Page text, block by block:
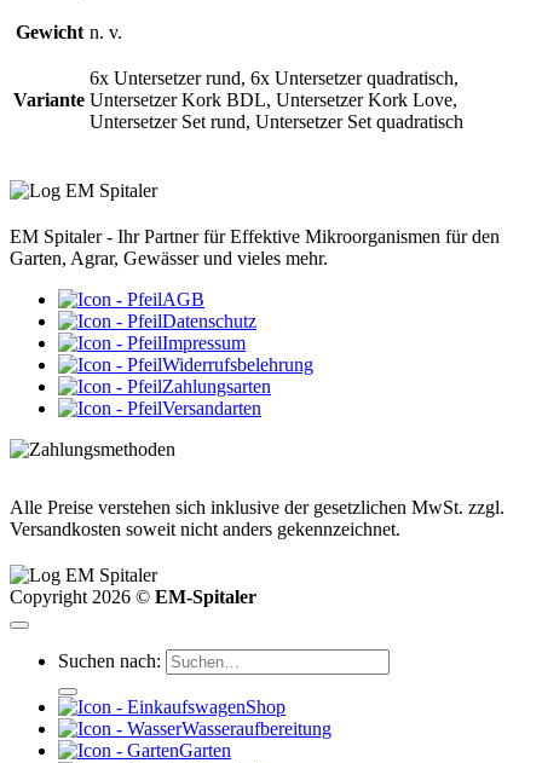
Gewicht n. v.
Variante
6x Untersetzer rund, 6x Untersetzer quadratisch,
Untersetzer Kork BDL, Untersetzer Kork Love,
Untersetzer Set rund, Untersetzer Set quadratisch
EM Spitaler - Ihr Partner für Effektive Mikroorganismen für den
Garten, Agrar, Gewässer und vieles mehr.
AGB
Datenschutz
Impressum
Widerrufsbelehrung
Zahlungsarten
Versandarten
Alle Preise verstehen sich inklusive der gesetzlichen MwSt. zzgl.
Versandkosten soweit nicht anders gekennzeichnet.
Copyright 2026 © EM-Spitaler
Suchen nach:
Shop
Wasseraufbereitung
Garten